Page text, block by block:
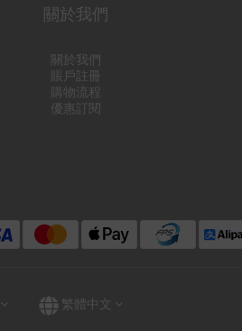
關於我們
關於我們
賬戶註冊
購物流程
優惠訂閱
繁體中文